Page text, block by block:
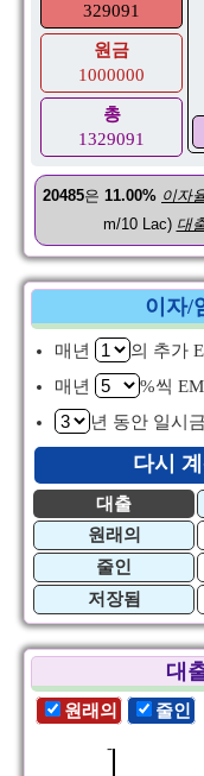
329091
원금
1000000
총
1329091
20485은 11.00% 이자
m/10 Lac) 대
이자/
매년 의 추가
매년
%씩
년 동안 일시금
다시
대출
원래의
줄인
저장됨
대
원래의 줄인
-